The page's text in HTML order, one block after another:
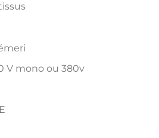
V mono ou 380v